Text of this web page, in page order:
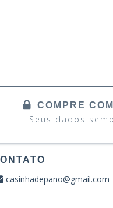
COMPRE
Seus dados
casinhadepano@gmail.com